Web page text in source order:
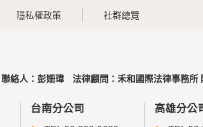
隱私權政策 社群總覽
聯絡人：彭姍瑋 法律顧問：禾和國際法律事務所
台南分公司 高雄分公